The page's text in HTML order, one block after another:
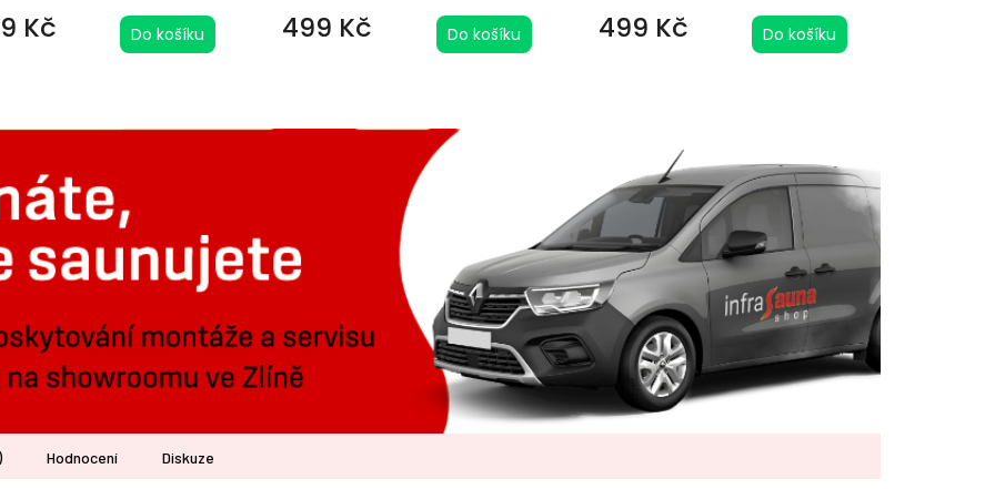
Kč Do košíku 499 Kč Do košíku 499 Kč Do košíku
Hodnocení Diskuze